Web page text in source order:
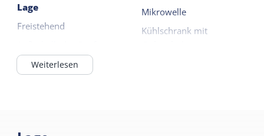
Lage
Freistehend
Im Wald / waldnah
Mikrowelle
Kühlschrank mit
Weiterlesen